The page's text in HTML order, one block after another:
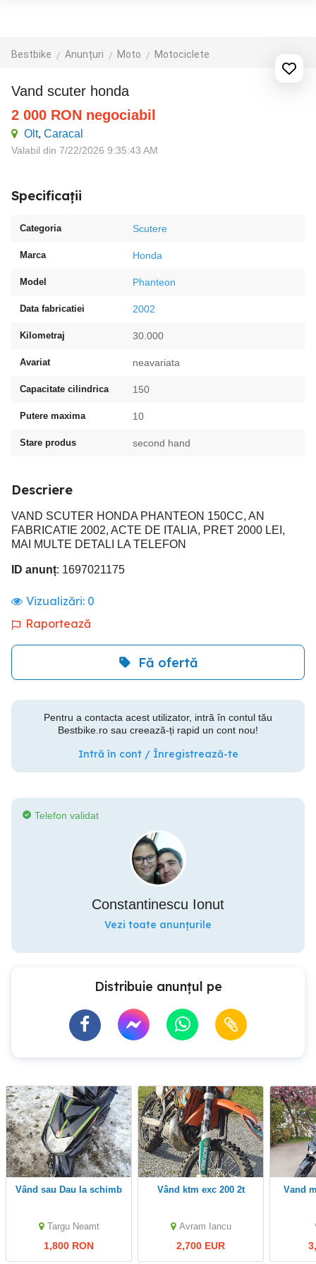
Bestbike Anunțuri Moto Motociclete
Vand scuter honda
2 000 RON negociabil
Olt, Caracal
Valabil din 7/22/2026 9:35:43 AM
Specificații
Categoria Scutere
Marca Honda
Model Phanteon
Data fabricatiei 2002
Kilometraj 30.000
Avariat neavariata
Capacitate cilindrica 150
Putere maxima 10
Stare produs second hand
Descriere
VAND SCUTER HONDA PHANTEON 150CC, AN
FABRICATIE 2002, ACTE DE ITALIA, PRET 2000 LEI,
MAI MULTE DETALI LA TELEFON
ID anunț: 1697021175
Vizualizări: 0
Raportează
Fă ofertă
Pentru a contacta acest utilizator, intră în contul tău
Bestbike.ro sau creează-ți rapid un cont nou!
Intră în cont / Înregistrează-te
Telefon validat
Constantinescu Ionut
Vezi toate anunțurile
Distribuie anunțul pe
Vând sau Dau la schimb
Targu Neamt
1,800 RON
Vând ktm exc 200 2t
Avram Iancu
2,700 EUR
Vand